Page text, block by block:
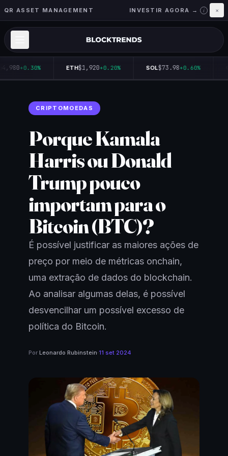
QR ASSET MANAGEMENT INVESTIR AGORA → i ×
+0.30% ETH$1,920+0.20% SOL$73.98+0.60%
CRIPTOMOEDAS
Porque Kamala
Harris ou Donald
Trump pouco
importam para o
Bitcoin (BTC)?
É possível justificar as maiores ações de
preço por meio de métricas onchain,
uma extração de dados do blockchain.
Ao analisar algumas delas, é possível
desvencilhar um possível excesso de
política do Bitcoin.
Por Leonardo Rubinstein·11 set 2024